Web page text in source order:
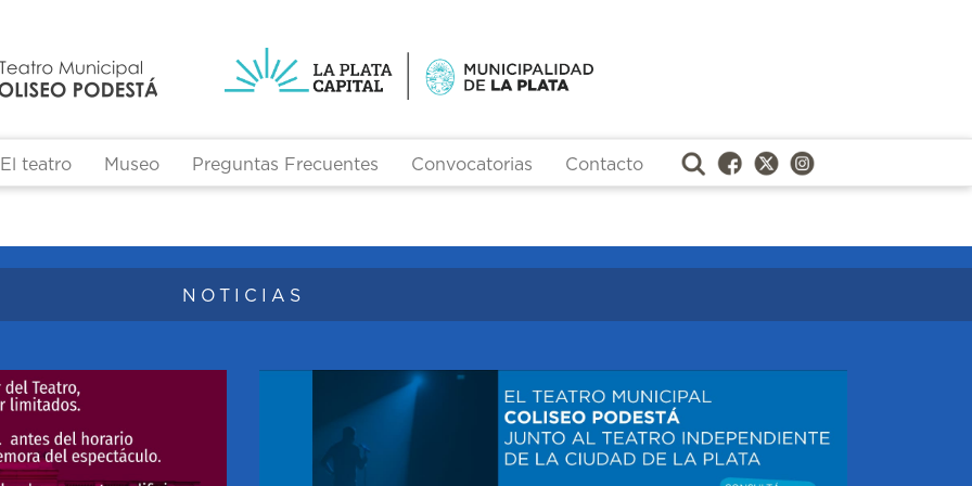
El teatro Museo Preguntas Frecuentes Convocatorias Contacto
NOTICIAS